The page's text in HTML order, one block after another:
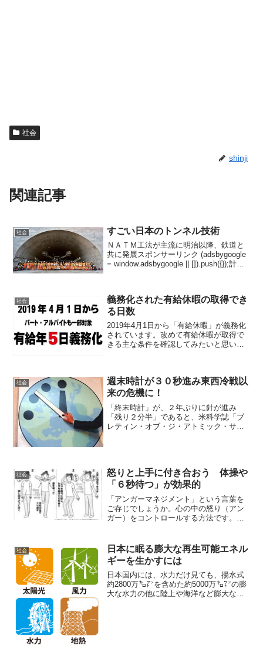
社会
shinji
関連記事
社会 すごい日本のトンネル技術
ＮＡＴＭ工法が主流に明治以降、鉄道と
共に発展スポンサーリンク (adsbygoogle
= window.adsbygoogle || []).push({});計画
社会
義務化された有給休暇の取得でき
る日数
2019年4月1日から「有給休暇」が義務化
されています。改めて有給休暇が取得で
きる主な条件を確認してみたいと思いま
律上では入社して...
社会
週末時計が３０秒進み東西冷戦以
来の危機に！
「終末時計」が、２年ぶりに針が進み
「残り２分半」であると、米科学誌「ブ
レティン・オブ・ジ・アトミック・サイ
社会
怒りと上手に付き合おう 体操や
「６秒待つ」が効果的
「アンガーマネジメント」という言葉を
ご存じでしょうか。心の中の怒り（アン
ガー）をコントロールする方法です。子
安藤俊介さんが小学校で、その教育活動
を行っています。学校で子...
社会
日本に眠る膨大な再生可能エネル
ギーを生かすには
日本国内には、水力だけ見ても、揚水式
約2800万㌔㍗を含めた約5000万㌔㍗の膨
大な水力の他に陸上や海洋など膨大な再